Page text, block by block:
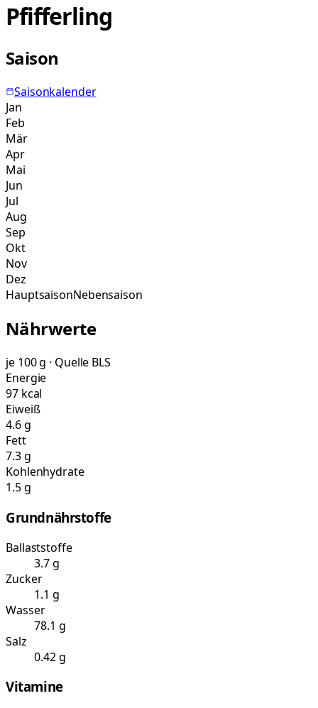
Pfifferling
Saison
Saisonkalender
Jan
Feb
Mär
Apr
Mai
Jun
Jul
Aug
Sep
Okt
Nov
Dez
HauptsaisonNebensaison
Nährwerte
je 100 g · Quelle BLS
Energie
97 kcal
Eiweiß
4.6 g
Fett
7.3 g
Kohlenhydrate
1.5 g
Grundnährstoffe
Ballaststoffe
3.7 g
Zucker
1.1 g
Wasser
78.1 g
Salz
0.42 g
Vitamine